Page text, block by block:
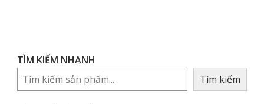
TÌM KIẾM NHANH
Tìm kiếm